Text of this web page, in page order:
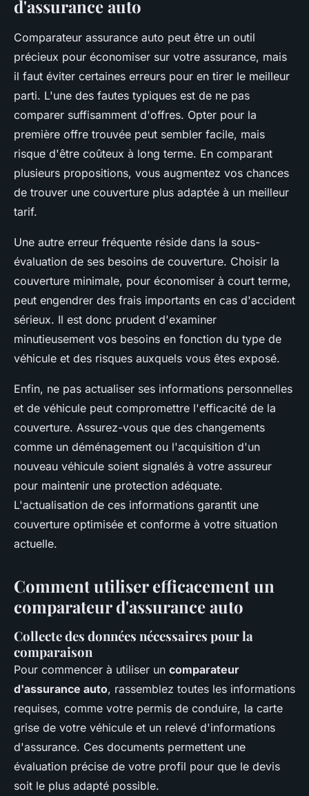
d'assurance auto
Comparateur assurance auto peut être un outil
précieux pour économiser sur votre assurance, mais
il faut éviter certaines erreurs pour en tirer le meilleur
parti. L'une des fautes typiques est de ne pas
comparer suffisamment d'offres. Opter pour la
première offre trouvée peut sembler facile, mais
risque d'être coûteux à long terme. En comparant
plusieurs propositions, vous augmentez vos chances
de trouver une couverture plus adaptée à un meilleur
tarif.
Une autre erreur fréquente réside dans la sous-
évaluation de ses besoins de couverture. Choisir la
couverture minimale, pour économiser à court terme,
peut engendrer des frais importants en cas d'accident
sérieux. Il est donc prudent d'examiner
minutieusement vos besoins en fonction du type de
véhicule et des risques auxquels vous êtes exposé.
Enfin, ne pas actualiser ses informations personnelles
et de véhicule peut compromettre l'efficacité de la
couverture. Assurez-vous que des changements
comme un déménagement ou l'acquisition d'un
nouveau véhicule soient signalés à votre assureur
pour maintenir une protection adéquate.
L'actualisation de ces informations garantit une
couverture optimisée et conforme à votre situation
actuelle.
Comment utiliser efficacement un
comparateur d'assurance auto
Collecte des données nécessaires pour la
comparaison
Pour commencer à utiliser un comparateur
d'assurance auto, rassemblez toutes les informations
requises, comme votre permis de conduire, la carte
grise de votre véhicule et un relevé d'informations
d'assurance. Ces documents permettent une
évaluation précise de votre profil pour que le devis
soit le plus adapté possible.